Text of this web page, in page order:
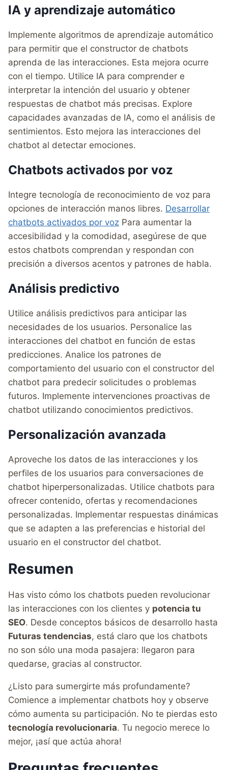
IA y aprendizaje automático
Implemente algoritmos de aprendizaje automático
para permitir que el constructor de chatbots
aprenda de las interacciones. Esta mejora ocurre
con el tiempo. Utilice IA para comprender e
interpretar la intención del usuario y obtener
respuestas de chatbot más precisas. Explore
capacidades avanzadas de IA, como el análisis de
sentimientos. Esto mejora las interacciones del
chatbot al detectar emociones.
Chatbots activados por voz
Integre tecnología de reconocimiento de voz para
opciones de interacción manos libres. Desarrollar
chatbots activados por voz Para aumentar la
accesibilidad y la comodidad, asegúrese de que
estos chatbots comprendan y respondan con
precisión a diversos acentos y patrones de habla.
Análisis predictivo
Utilice análisis predictivos para anticipar las
necesidades de los usuarios. Personalice las
interacciones del chatbot en función de estas
predicciones. Analice los patrones de
comportamiento del usuario con el constructor del
chatbot para predecir solicitudes o problemas
futuros. Implemente intervenciones proactivas de
chatbot utilizando conocimientos predictivos.
Personalización avanzada
Aproveche los datos de las interacciones y los
perfiles de los usuarios para conversaciones de
chatbot hiperpersonalizadas. Utilice chatbots para
ofrecer contenido, ofertas y recomendaciones
personalizadas. Implementar respuestas dinámicas
que se adapten a las preferencias e historial del
usuario en el constructor del chatbot.
Resumen
Has visto cómo los chatbots pueden revolucionar
las interacciones con los clientes y potencia tu
SEO. Desde conceptos básicos de desarrollo hasta
Futuras tendencias, está claro que los chatbots
no son sólo una moda pasajera: llegaron para
quedarse, gracias al constructor.
¿Listo para sumergirte más profundamente?
Comience a implementar chatbots hoy y observe
cómo aumenta su participación. No te pierdas esto
tecnología revolucionaria. Tu negocio merece lo
mejor, ¡así que actúa ahora!